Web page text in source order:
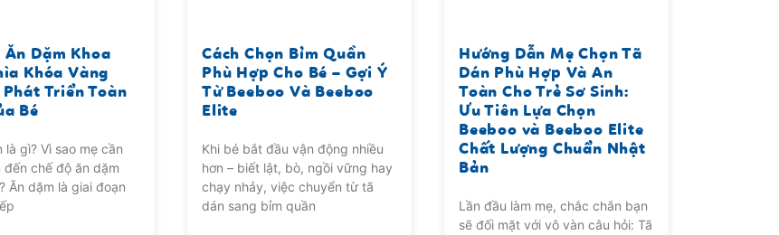
Dặm Khoa
Khóa Vàng
Phát Triển Toàn
Bé
là gì? Vì sao mẹ cần
đến chế độ ăn dặm
Ăn dặm là giai đoạn
Cách Chọn Bỉm Quần
Phù Hợp Cho Bé – Gợi Ý
Từ Beeboo Và Beeboo
Elite
Khi bé bắt đầu vận động nhiều
hơn – biết lật, bò, ngồi vững hay
chạy nhảy, việc chuyển từ tã
dán sang bỉm quần
Hướng Dẫn Mẹ Chọn Tã
Dán Phù Hợp Và An
Toàn Cho Trẻ Sơ Sinh:
Ưu Tiên Lựa Chọn
Beeboo và Beeboo Elite
Chất Lượng Chuẩn Nhật
Bản
Lần đầu làm mẹ, chắc chắn bạn
sẽ đối mặt với vô vàn câu hỏi: Tã